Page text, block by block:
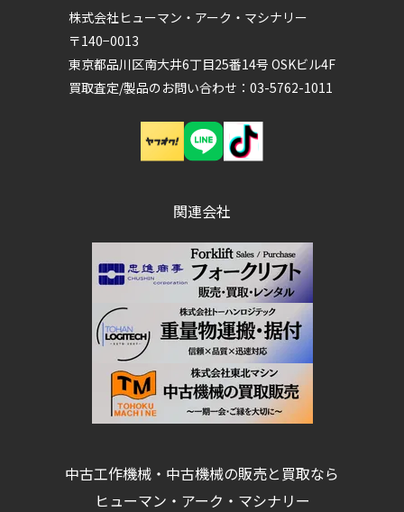
株式会社ヒューマン・アーク・マシナリー
〒140−0013
東京都品川区南大井6丁目25番14号 OSKビル4F
買取査定/製品のお問い合わせ：03-5762-1011
関連会社
中古工作機械・中古機械の販売と買取なら
ヒューマン・アーク・マシナリー